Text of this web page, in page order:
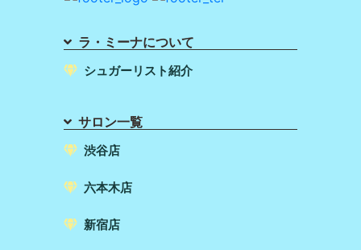
ラ・ミーナについて
シュガーリスト紹介
サロン一覧
渋谷店
六本木店
新宿店